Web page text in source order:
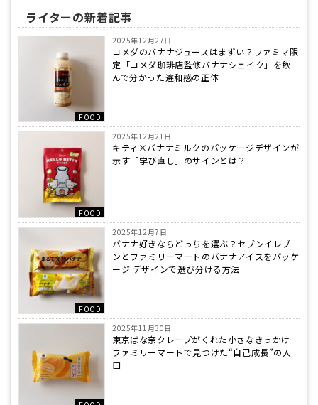
ライターの新着記事
FOOD
2025年12月27日
コメダのバナナジュースはまずい？ファミマ限
定「コメダ珈琲店監修バナナシェイク」を飲
んで分かった違和感の正体
FOOD
2025年12月21日
キティ×バナナミルクのパッケージデザインが
示す「学び直し」のサインとは？
FOOD
2025年12月7日
バナナ好きならどっちを選ぶ？セブンイレブ
ンとファミリーマートのバナナアイスをパッケ
ージ デザインで選び分ける方法
2025年11月30日
東京ばな奈クレープがくれた小さなきっかけ｜
ファミリーマートで見つけた“自己成長”の入
口